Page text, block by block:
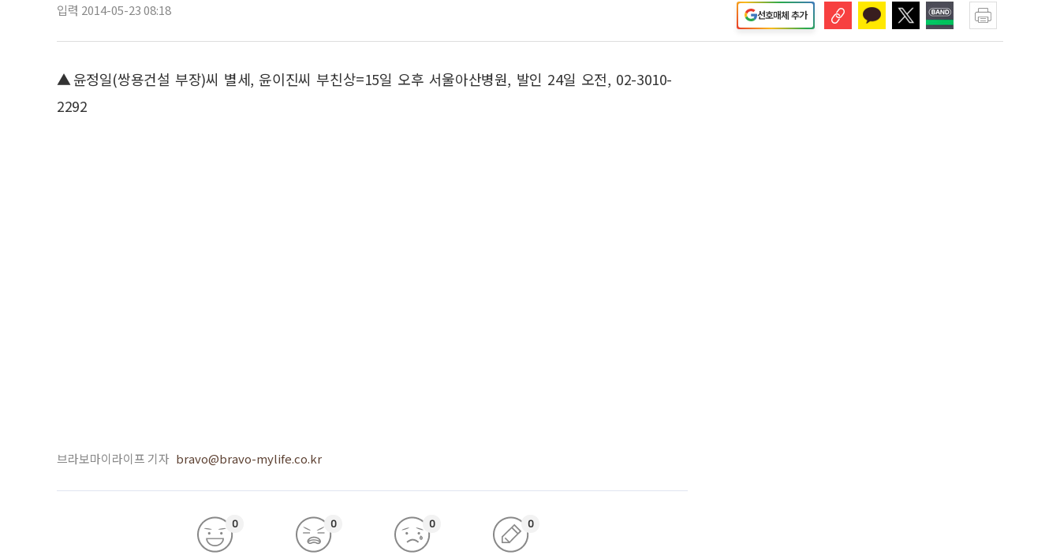
입력 2014-05-23 08:18 선호매체 추가
▲윤정일(쌍용건설 부장)씨 별세, 윤이진씨 부친상=15일 오후 서울아산병원, 발인 24일 오전, 02-3010-
2292
브라보마이라이프 기자 bravo@bravo-mylife.co.kr
0 0 0 0